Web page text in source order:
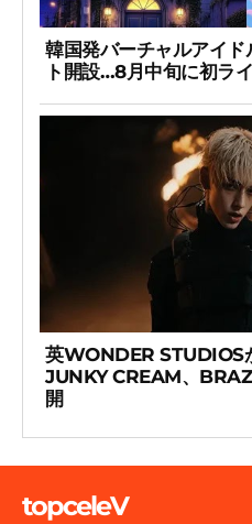
韓国発バーチャルアイ
ト開設…8月中旬に初ラ
英WONDER STUDIOS
JUNKY CREAM、
開
topceleV